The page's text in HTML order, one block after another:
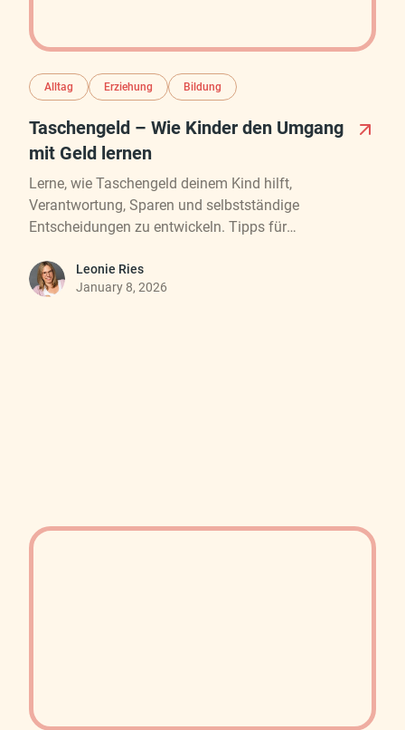
Alltag Erziehung Bildung
Taschengeld – Wie Kinder den Umgang
mit Geld lernen
Lerne, wie Taschengeld deinem Kind hilft,
Verantwortung, Sparen und selbstständige
Entscheidungen zu entwickeln. Tipps für
Fehlern.Leonie Ries
January 8, 2026